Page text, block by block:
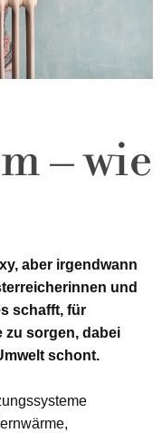
– wie
aber irgendwann
und
schafft, für
zu sorgen, dabei
schont.